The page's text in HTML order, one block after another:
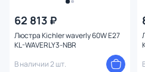
62 813 ₽
Люстра Kichler waverly 60W E27
KL-WAVERLY3-NBR
В наличии 2 шт.